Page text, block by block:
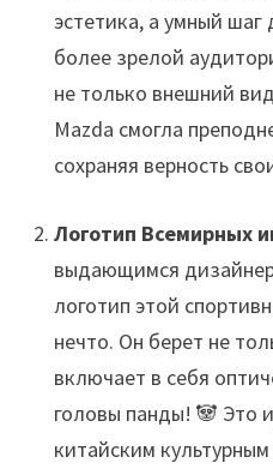
эстетика, а умный
более зрелой
не только внешний
Mazda смогла
сохраняя верность
Логотип Всемирных
выдающимся
логотип этой
нечто. Он берет не
включает в себя
головы панды! 🐼 Это
китайским